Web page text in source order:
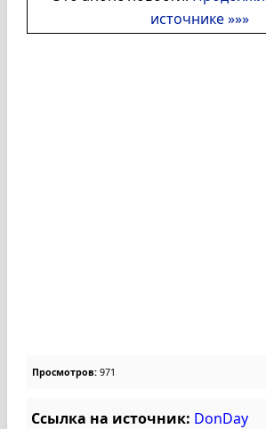
источнике »»»
Просмотров: 971
Ссылка на источник: DonDay